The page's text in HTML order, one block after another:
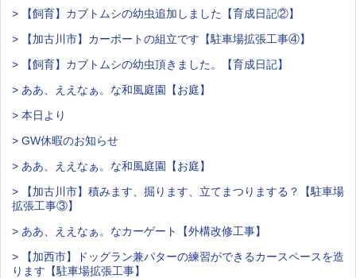
> 【飼育】カブトムシの幼虫追加しました【育成日記②】
> 【加古川市】カーポートの組立です【駐車場拡張工事④】
> 【飼育】カブトムシの幼虫頂きました。【育成日記】
> ああ、ええなぁ。な和風庭園【お庭】
> 本日より
> GW休暇のお知らせ
> ああ、ええなぁ。な和風庭園【お庭】
> 【加古川市】積みます、掘ります、立てまつりまする？【駐車場
拡張工事③】
> ああ、ええなぁ。なカーゲート【外構改修工事】
> 【加西市】ドッグラン兼パターの練習ができるカースペースを造
ります【駐車場拡張工事】